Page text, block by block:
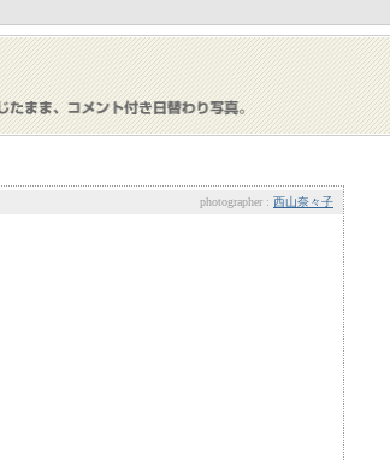
photographer : 西山奈々子